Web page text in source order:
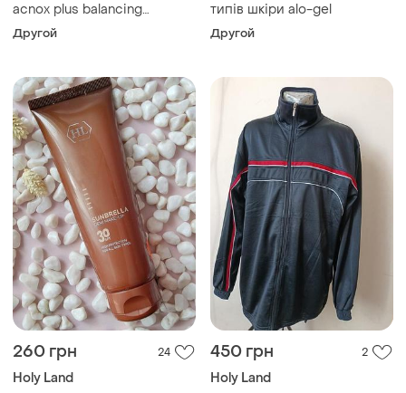
acnox plus balancing
hydratant cream holy land
Другой
типів шкіри alo-gel
Другой
260 грн 24
Holy Land
450 грн 2
Holy Land